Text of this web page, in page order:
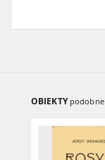
OBIEKTY podobne